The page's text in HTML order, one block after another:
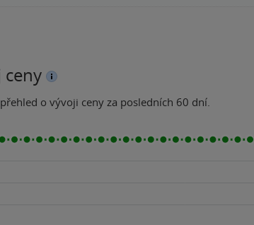
ceny
o vývoji ceny za posledních 60 dní.